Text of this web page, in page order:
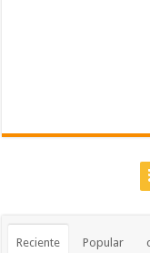
Reciente Popular